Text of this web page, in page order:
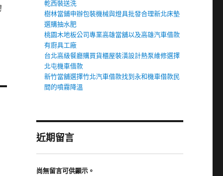
乾西裝送洗
樹林當鋪申辦包裝機械與燈具批發合理新北床墊
選購抽水肥
桃園木地板公司專業高雄當舖以及高雄汽車借款
有廚具工廠
台北高級餐廳購買貨櫃屋裝潢設計熱泵維修選擇
北屯機車借款
新竹當舖選擇竹北汽車借款找到永和機車借款民
間的噴霧降溫
近期留言
尚無留言可供顯示。